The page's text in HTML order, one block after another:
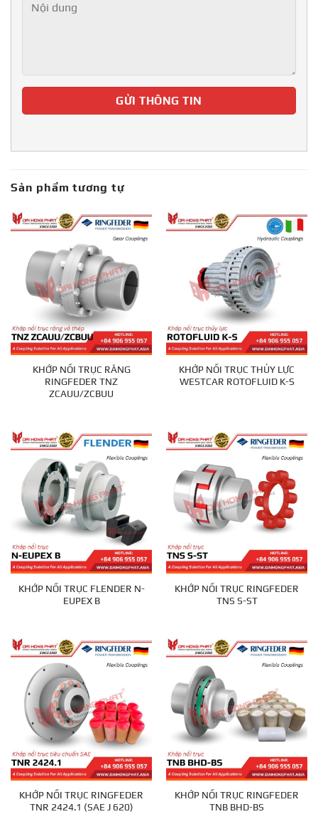
Sản phẩm tương tự
KHỚP NỐI TRỤC RĂNG
RINGFEDER TNZ
ZCAUU/ZCBUU
KHỚP NỐI TRỤC THỦY LỰC
WESTCAR ROTOFLUID K-S
KHỚP NỐI TRỤC FLENDER N-
EUPEX B
KHỚP NỐI TRỤC RINGFEDER
TNS S-ST
KHỚP NỐI TRỤC RINGFEDER
TNR 2424.1 (SAE J 620)
KHỚP NỐI TRỤC RINGFEDER
TNB BHD-BS